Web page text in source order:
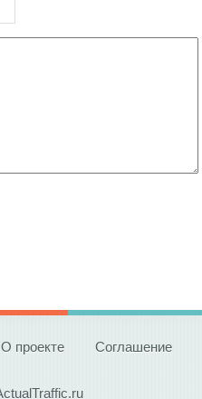
О проекте Соглашение